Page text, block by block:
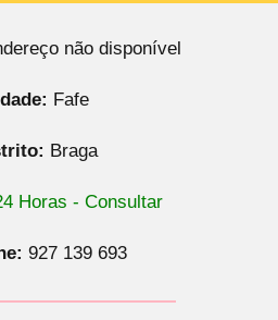
não disponível
Fafe
Braga
Horas - Consultar
927 139 693